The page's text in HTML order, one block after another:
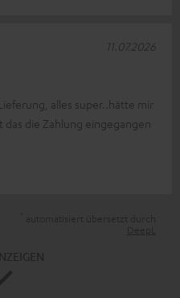
alles super..hätte mir
die Zahlung eingegangen
11.07.2026